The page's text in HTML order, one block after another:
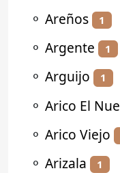
⚬ Areños 1
⚬ Argente 1
⚬ Arguijo 1
⚬ Arico El
⚬ Arico Viejo
⚬ Arizala 1